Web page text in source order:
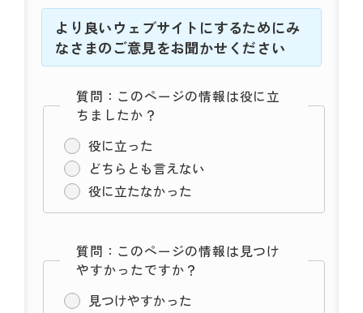
より良いウェブサイトにするためにみ
なさまのご意見をお聞かせください
質問：このページの情報は役に立
ちましたか？
役に立った
どちらとも言えない
役に立たなかった
質問：このページの情報は見つけ
やすかったですか？
見つけやすかった